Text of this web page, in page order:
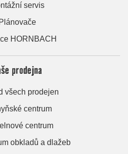
servis
Plánovače
HORNBACH
prodejna
všech prodejen
centrum
centrum
obkladů a dlažeb